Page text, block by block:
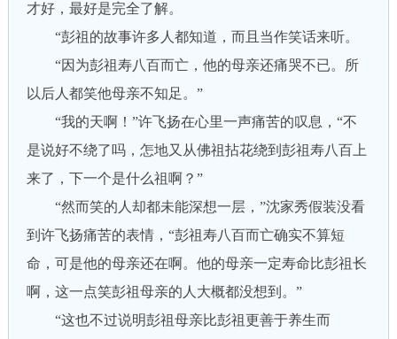
才好，最好是完全了解。
“彭祖的故事许多人都知道，而且当作笑话来听。
“因为彭祖寿八百而亡，他的母亲还痛哭不已。所
以后人都笑他母亲不知足。”
“我的天啊！”许飞扬在心里一声痛苦的叹息，“不
是说好不绕了吗，怎地又从佛祖拈花绕到彭祖寿八百上
来了，下一个是什么祖啊？”
“然而笑的人却都未能深想一层，”沈家秀假装没看
到许飞扬痛苦的表情，“彭祖寿八百而亡确实不算短
命，可是他的母亲还在啊。他的母亲一定寿命比彭祖长
啊，这一点笑彭祖母亲的人大概都没想到。”
“这也不过说明彭祖母亲比彭祖更善于养生而